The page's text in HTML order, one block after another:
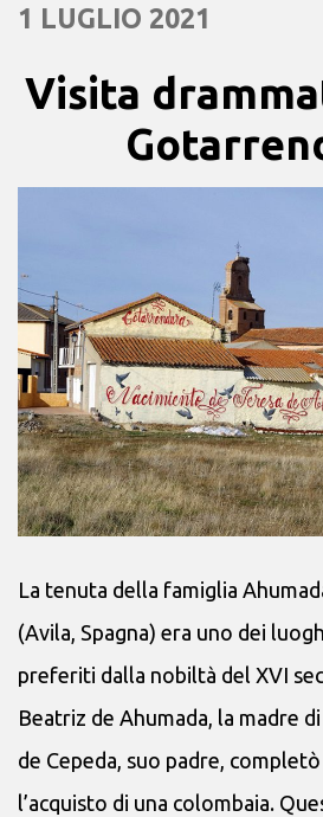
1 LUGLIO 2021
Visita
La tenuta della famiglia
(Avila, Spagna) era uno dei
preferiti dalla nobiltà del XVI
Beatriz de Ahumada, la madre
de Cepeda, suo padre,
l’acquisto di una colombaia.